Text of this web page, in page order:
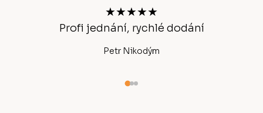
★★★★★
Profi jednání, rychlé dodání
Petr Nikodým